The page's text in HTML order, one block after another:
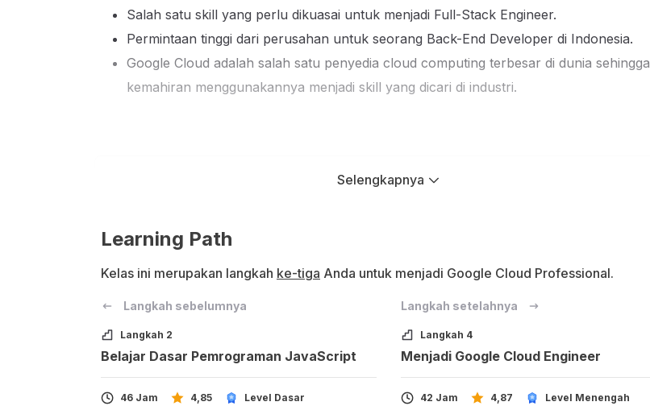
Salah satu skill yang perlu dikuasai untuk menjadi Full-Stack Engineer.
Permintaan tinggi dari perusahan untuk seorang Back-End Developer di Indonesia.
Google Cloud adalah salah satu penyedia cloud computing terbesar di dunia sehingga
kemahiran menggunakannya menjadi skill yang dicari di industri.
Target dan Sasaran Siswa
Developer dengan standar kompetensi internasional milik Google.
mengoperasikan komputer dengan baik.
Kelas ini didesain untuk siswa yang sudah paham dengan bahasa pemrograman
JavaScript.
Siswa harus bisa belajar mandiri, berkomitmen, benar-benar punya rasa ingin tahu,
dan tertarik pada subjek materi, karena sebaik apa pun materi kelas ini, tidak akan
Selengkapnya
Learning Path
Kelas ini merupakan langkah ke-tiga Anda untuk menjadi Google Cloud Professional.
Langkah sebelumnya
Langkah 2
Belajar Dasar Pemrograman JavaScript
46 Jam 4,85 Level Dasar
Langkah setelahnya
Langkah 4
Menjadi Google Cloud Engineer
42 Jam 4,87 Level Menengah